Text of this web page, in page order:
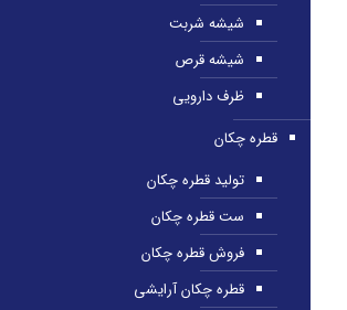
شیشه شربت
شیشه قرص
ظرف دارویی
قطره چکان
تولید قطره چکان
ست قطره چکان
فروش قطره چکان
قطره چکان آرایشی